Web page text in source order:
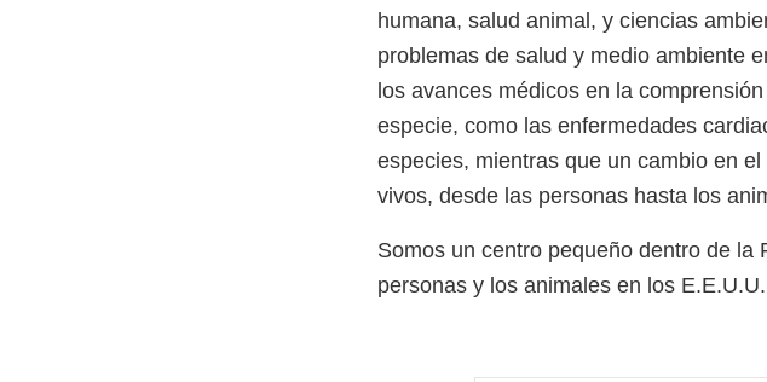
humana, salud animal, y ciencias
problemas de salud y medio ambiente
los avances médicos en la
especie, como las enfermedades
especies, mientras que un cambio en
vivos, desde las personas hasta los
Somos un centro pequeño dentro de
personas y los animales en los